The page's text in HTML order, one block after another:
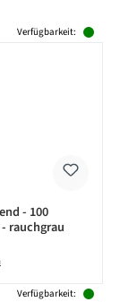
Verfügbarkeit:
- 100
rauchgrau
Verfügbarkeit: